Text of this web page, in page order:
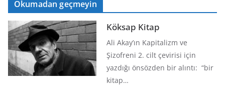
Okumadan geçmeyin
Köksap Kitap
Ali Akay’ın Kapitalizm ve
Şizofreni 2. cilt çevirisi için
yazdığı önsözden bir alıntı: “bir
kitap…